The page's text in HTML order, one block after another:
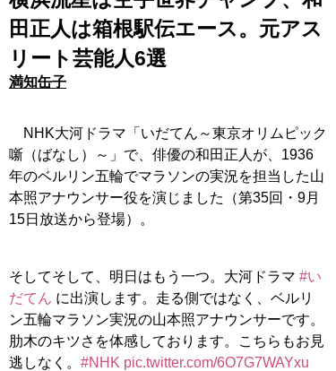
田正人は箱根駅伝エース。元アス
リート芸能人6選
満知缶子
NHK大河ドラマ「いだてん～東京オリムピック
噺（ばなし）～」で、俳優の和田正人が、1936
年のベルリン五輪でマラソンの実況を担当した山
本照アナウンサー役を演じました（第35回・9月
15日放送から登場）。
そしてそして、明日はもう一つ。大河ドラマ #い
だてん に出演します。走る側ではなく、ベルリ
ン五輪マラソン実況の山本照アナウンサーです。
肋木のキツさを体感しております。こちらもお見
逃しなく。 #NHK pic.twitter.com/6O7G7WAYxu